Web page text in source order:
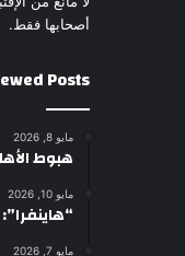
أصحابها فقط.
Posts
مايو 8, 2026
هبوط
مايو 10, 2026
مايو 7, 2026